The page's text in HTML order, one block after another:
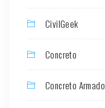
CivilGeek
Concreto
Concreto Armado